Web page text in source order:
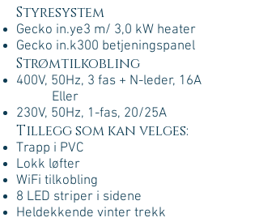
Styresystem
Gecko in.ye3 m/ 3,0 kW heater
Gecko in.k300 betjeningspanel
Strømtilkobling
400V, 50Hz, 3 fas + N-leder, 16A
Eller
230V, 50Hz, 1-fas, 20/25A
Tillegg som kan velges:
Trapp i PVC
Lokk løfter
WiFi tilkobling
8 LED striper i sidene
Heldekkende vinter trekk